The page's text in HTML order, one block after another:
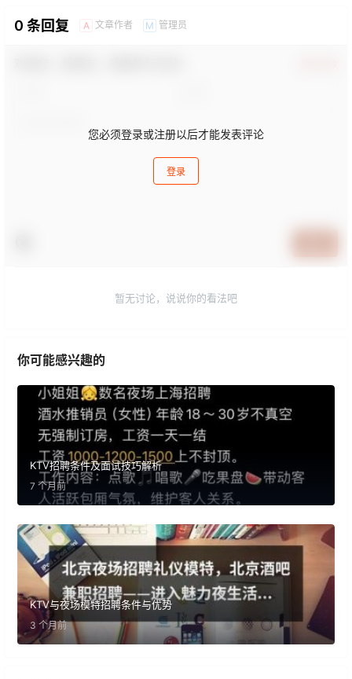
0 条回复 A 文章作者 M 管理员
您必须登录或注册以后才能发表评论
登录
暂无讨论，说说你的看法吧
你可能感兴趣的
KTV招聘条件及面试技巧解析
7 个月前
KTV与夜场模特招聘条件与优势
3 个月前